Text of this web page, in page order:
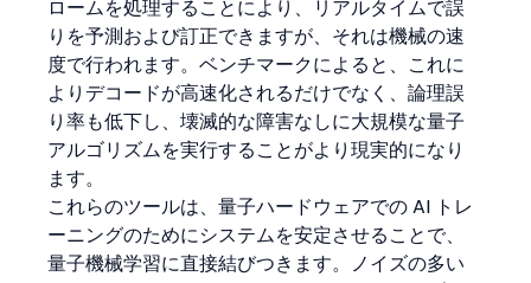
ロームを処理することにより、リアルタイムで誤
りを予測および訂正できますが、それは機械の速
度で行われます。ベンチマークによると、これに
よりデコードが高速化されるだけでなく、論理誤
り率も低下し、壊滅的な障害なしに大規模な量子
アルゴリズムを実行することがより現実的になり
ます。
これらのツールは、量子ハードウェアでの AI トレ
ーニングのためにシステムを安定させることで、
量子機械学習に直接結びつきます。ノイズの多い